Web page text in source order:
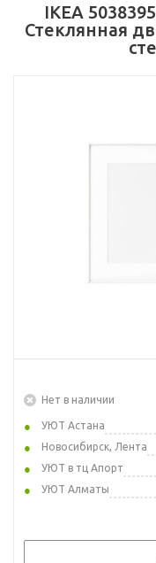
IKEA
Стеклянная
Нет в наличии
УЮТ Астана
Новосибирск, Лента
УЮТ в тц Апорт
УЮТ Алматы